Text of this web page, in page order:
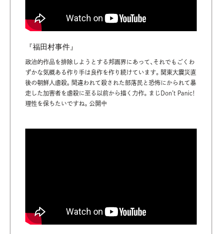
『福田村事件』
政治的作品を排除しようとする邦画界にあって、それでもごくわ
ずかな気概ある作り手は良作を作り続けています。関東大震災直
後の朝鮮人虐殺。間違われて殺された部落民と恐怖にかられて暴
走した加害者を虐殺に至る以前から描く力作。まじDon’t Panic!
理性を保ちたいですね。公開中